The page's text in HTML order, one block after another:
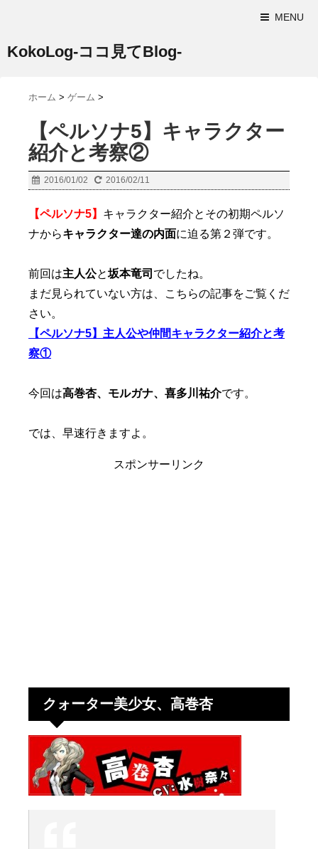
MENU
KokoLog-ココ見てBlog-
ホーム > ゲーム >
【ペルソナ5】キャラクター
紹介と考察②
2016/01/02 2016/02/11
【ペルソナ5】 キャラクター紹介とその初期ペルソ
ナからキャラクター達の内面に迫る第２弾です。
前回は主人公と坂本竜司 でしたね。
まだ見られていない方は、こちらの記事をご覧くだ
さい。
【ペルソナ5】主人公や仲間キャラクター紹介と考
察①
今回は高巻杏、モルガナ、喜多川祐介です。
では、早速行きますよ。
スポンサーリンク
クォーター美少女、高巻杏